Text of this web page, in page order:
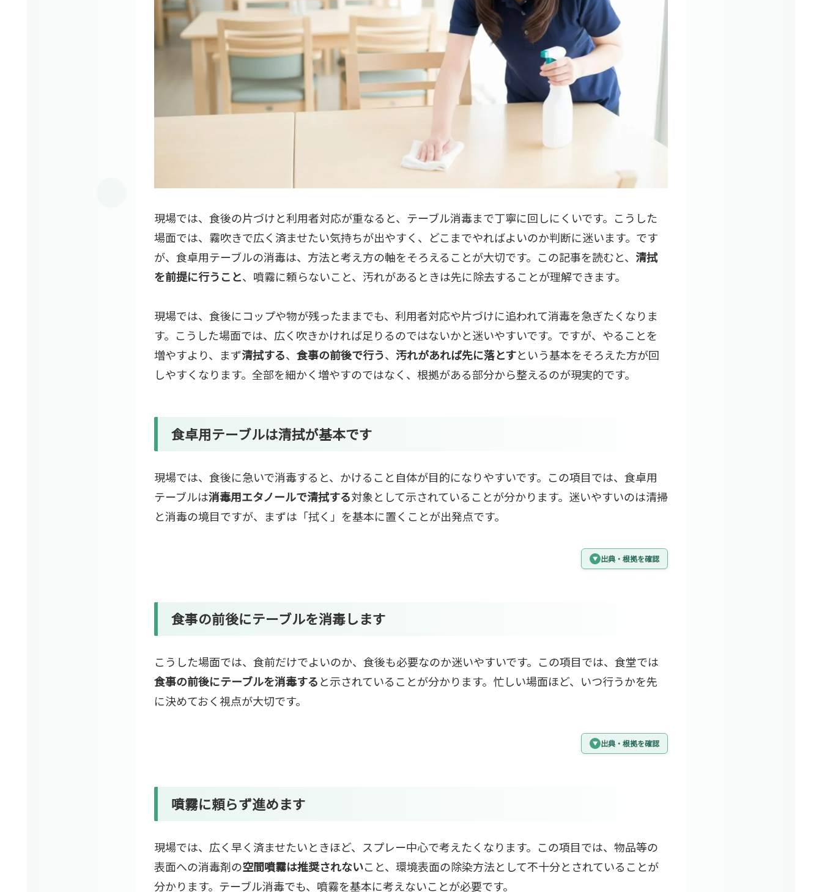
現場では、食後の片づけと利用者対応が重なると、テーブル消毒まで丁寧に回しにくいです。こうした
場面では、霧吹きで広く済ませたい気持ちが出やすく、どこまでやればよいのか判断に迷います。です
が、食卓用テーブルの消毒は、方法と考え方の軸をそろえることが大切です。この記事を読むと、 清拭
を前提に行うこと、噴霧に頼らないこと、汚れがあるときは先に除去することが理解できます。
現場では、食後にコップや物が残ったままでも、利用者対応や片づけに追われて消毒を急ぎたくなりま
す。こうした場面では、広く吹きかければ足りるのではないかと迷いやすいです。ですが、やることを
増やすより、まず清拭する、 食事の前後で行う、 汚れがあれば先に落とすという基本をそろえた方が回
しやすくなります。全部を細かく増やすのではなく、根拠がある部分から整えるのが現実的です。
食卓用テーブルは清拭が基本です
現場では、食後に急いで消毒すると、かけること自体が目的になりやすいです。この項目では、食卓用
テーブルは消毒用エタノールで清拭する対象として示されていることが分かります。迷いやすいのは清掃
と消毒の境目ですが、まずは「拭く」を基本に置くことが出発点です。
出典・根拠を確認
食事の前後にテーブルを消毒します
こうした場面では、食前だけでよいのか、食後も必要なのか迷いやすいです。この項目では、食堂では
食事の前後にテーブルを消毒すると示されていることが分かります。忙しい場面ほど、いつ行うかを先
に決めておく視点が大切です。
出典・根拠を確認
噴霧に頼らず進めます
現場では、広く早く済ませたいときほど、スプレー中心で考えたくなります。この項目では、物品等の
表面への消毒剤の空間噴霧は推奨されないこと、環境表面の除染方法として不十分とされていることが
分かります。テーブル消毒でも、噴霧を基本に考えないことが必要です。